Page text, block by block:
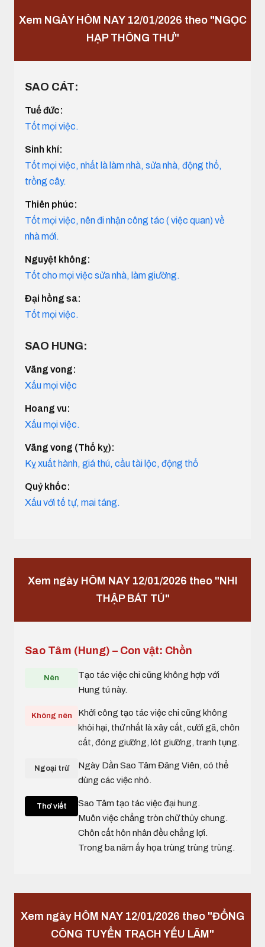
Xem NGÀY HÔM NAY 12/01/2026 theo "NGỌC
HẠP THÔNG THƯ"
SAO CÁT:
Tuế đức:
Tốt mọi việc.
Sinh khí:
Tốt mọi việc, nhất là làm nhà, sửa nhà, động thổ,
trồng cây.
Thiên phúc:
Tốt mọi việc, nên đi nhận công tác ( việc quan) về
nhà mới.
Nguyệt không:
Tốt cho mọi việc sửa nhà, làm giường.
Đại hồng sa:
Tốt mọi việc.
SAO HUNG:
Vãng vong:
Xấu mọi việc
Hoang vu:
Xấu mọi việc.
Vãng vong (Thổ kỵ):
Kỵ xuất hành, giá thú, cầu tài lộc, động thổ
Quỷ khốc:
Xấu với tế tự, mai táng.
Xem ngày HÔM NAY 12/01/2026 theo "NHI
THẬP BÁT TÚ"
Sao Tâm (Hung) – Con vật: Chồn
Nên
Tạo tác việc chi cũng không hợp với
Hung tú này.
Không nên
Khởi công tạo tác việc chi cũng không
khỏi hại, thứ nhất là xây cất, cưới gã, chôn
cất, đóng giường, lót giường, tranh tụng.
Ngoại trừ
Ngày Dần Sao Tâm Đăng Viên, có thể
dùng các việc nhỏ.
Thơ viết
Sao Tâm tạo tác việc đại hung.
Muôn việc chẳng tròn chữ thủy chung.
Chôn cất hôn nhân đều chẳng lợi.
Trong ba năm ấy họa trùng trùng trùng.
Xem ngày HÔM NAY 12/01/2026 theo "ĐỔNG
CÔNG TUYỂN TRẠCH YẾU LÃM"